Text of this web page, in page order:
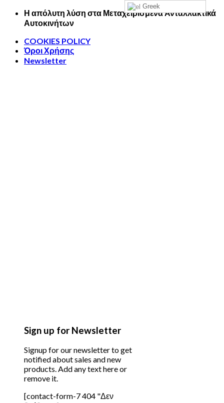
Skip
Η απόλυτη λύση στα Μεταχειρισμένα Ανταλλακτικά
Αυτοκινήτων
COOKIES POLICY
Όροι Χρήσης
Newsletter
Sign up for Newsletter
Signup for our newsletter to get
notified about sales and new
products. Add any text here or
remove it.
[contact-form-7 404 "Δεν
Greek